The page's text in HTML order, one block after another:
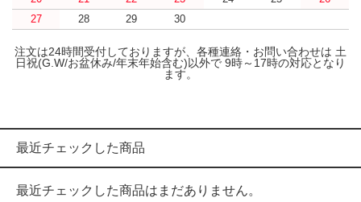
27
28 29 30
注文は24時間受付しておりますが、各種連絡・お問い合わせは 土
日祝(G.W/お盆休み/年末年始含む)以外で 9時～17時の対応となり
ます。
最近チェックした商品
最近チェックした商品はまだありません。